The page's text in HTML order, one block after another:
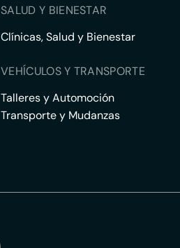
SALUD Y BIENESTAR
Clínicas, Salud y Bienestar
VEHÍCULOS Y TRANSPORTE
Talleres y Automoción
Transporte y Mudanzas